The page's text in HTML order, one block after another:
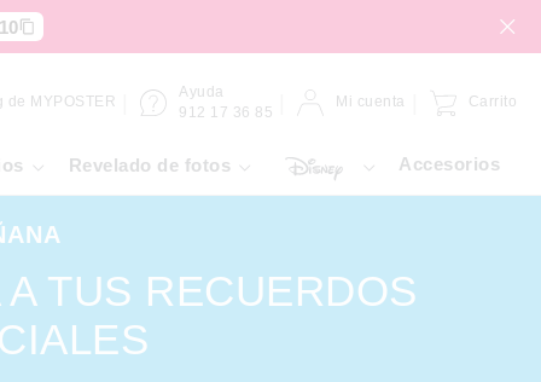
de MYPOSTER
Ayuda
912 17 36 85
Mi cuenta Carrito
Revelado de fotos Accesorios
TUS RECUERDOS